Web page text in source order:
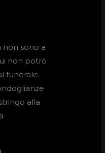
non sono a
non potrò
funerale.
alla